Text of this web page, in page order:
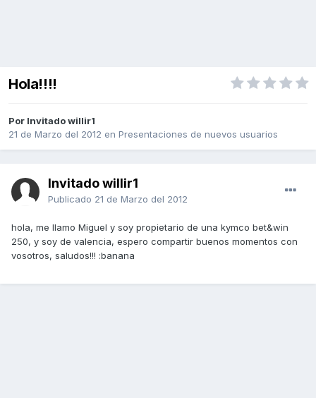
Hola!!!!
Por Invitado willir1
21 de Marzo del 2012 en Presentaciones de nuevos usuarios
Invitado willir1
Publicado 21 de Marzo del 2012
hola, me llamo Miguel y soy propietario de una kymco bet&win
250, y soy de valencia, espero compartir buenos momentos con
vosotros, saludos!!! :banana